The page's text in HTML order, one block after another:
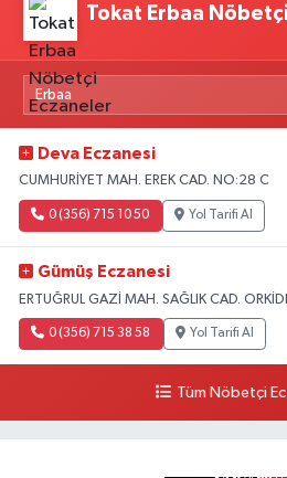
Tokat Erbaa
Deva Eczanesi
CUMHURİYET MAH. EREK CAD. NO:28 C
0 (356) 715 10 50 Yol Tarifi Al
Gümüş Eczanesi
ERTUĞRUL GAZİ MAH. SAĞLIK CAD.
0 (356) 715 38 58 Yol Tarifi Al
Tüm Nöbetçi